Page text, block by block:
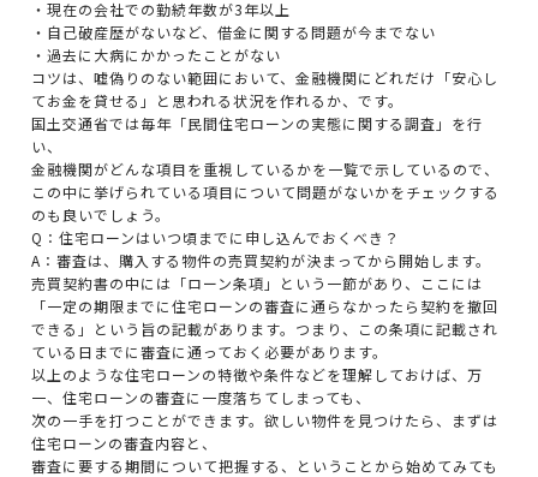
・現在の会社での勤続年数が3年以上
・自己破産歴がないなど、借金に関する問題が今までない
・過去に大病にかかったことがない
コツは、嘘偽りのない範囲において、金融機関にどれだけ「安心し
てお金を貸せる」と思われる状況を作れるか、です。
国土交通省では毎年「民間住宅ローンの実態に関する調査」を行
い、
金融機関がどんな項目を重視しているかを一覧で示しているので、
この中に挙げられている項目について問題がないかをチェックする
のも良いでしょう。
Q：住宅ローンはいつ頃までに申し込んでおくべき？
A：審査は、購入する物件の売買契約が決まってから開始します。
売買契約書の中には「ローン条項」という一節があり、ここには
「一定の期限までに住宅ローンの審査に通らなかったら契約を撤回
できる」という旨の記載があります。つまり、この条項に記載され
ている日までに審査に通っておく必要があります。
以上のような住宅ローンの特徴や条件などを理解しておけば、万
一、住宅ローンの審査に一度落ちてしまっても、
次の一手を打つことができます。欲しい物件を見つけたら、まずは
住宅ローンの審査内容と、
審査に要する期間について把握する、ということから始めてみても